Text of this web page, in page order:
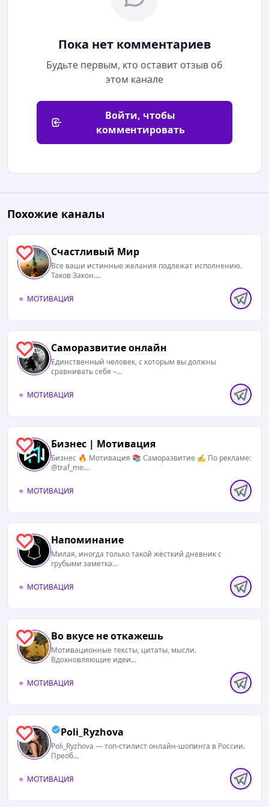
Пока нет комментариев
Будьте первым, кто оставит отзыв об
этом канале
Войти, чтобы
комментировать
Похожие каналы
0 Счастливый Мир
Все ваши истинные желания подлежат исполнению.
Таков Закон....
МОТИВАЦИЯ
0 Саморазвитие онлайн
Единственный человек, с которым вы должны
сравнивать себя –...
МОТИВАЦИЯ
0 Бизнес | Мотивация
Бизнес 🔥 Мотивация 📚 Саморазвитие ✍️ По рекламе:
@traf_me...
МОТИВАЦИЯ
0 Напоминание
Милая, иногда только такой жёсткий дневник с
грубыми заметка...
МОТИВАЦИЯ
0 Во вкусе не откажешь
Мотивационные тексты, цитаты, мысли.
Вдохновляющие идеи...
МОТИВАЦИЯ
0 Poli_Ryzhova
Poli_Ryzhova — топ-стилист онлайн-шопинга в России.
Преоб...
МОТИВАЦИЯ